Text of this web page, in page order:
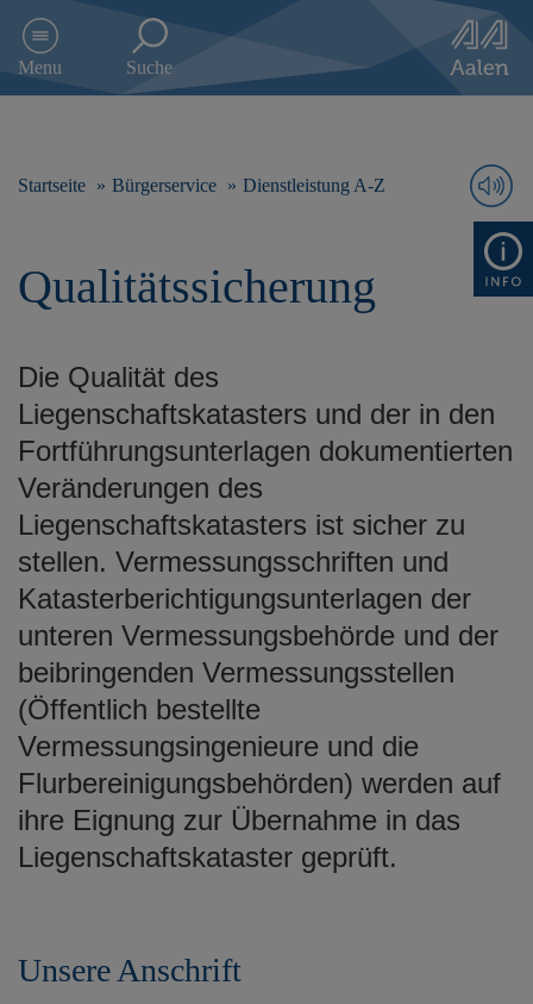
e
Menu Suche
Startseite Bürgerservice Dienstleistung A-Z
Qualitätssicherung
Die Qualität des
Liegenschaftskatasters und der in den
Fortführungsunterlagen dokumentierten
Veränderungen des
Liegenschaftskatasters ist sicher zu
stellen. Vermessungsschriften und
Katasterberichtigungsunterlagen der
unteren Vermessungsbehörde und der
beibringenden Vermessungsstellen
(Öffentlich bestellte
Vermessungsingenieure und die
Flurbereinigungsbehörden) werden auf
ihre Eignung zur Übernahme in das
Liegenschaftskataster geprüft.
Unsere Anschrift